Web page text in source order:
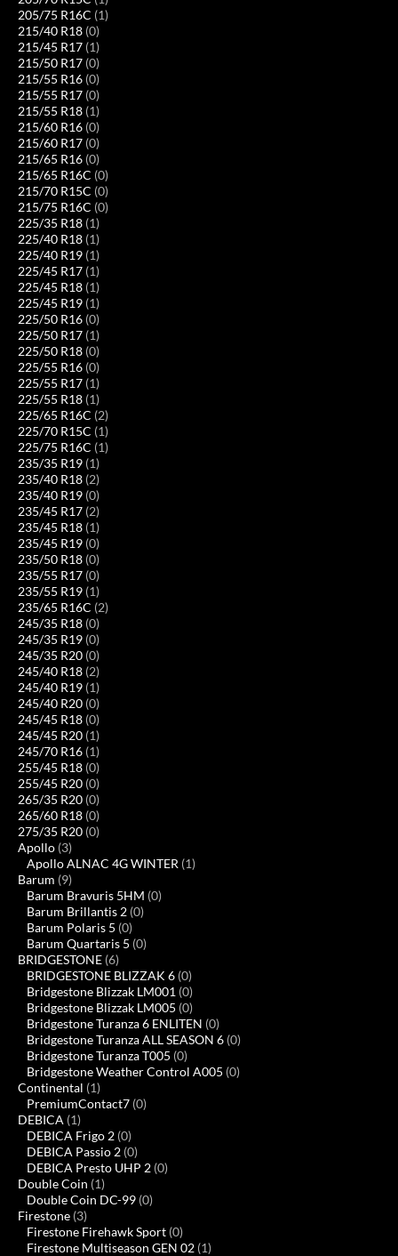
205/75 R16C (1)
215/40 R18 (0)
215/45 R17 (1)
215/50 R17 (0)
215/55 R16 (0)
215/55 R17 (0)
215/55 R18 (1)
215/60 R16 (0)
215/60 R17 (0)
215/65 R16 (0)
215/65 R16C (0)
215/70 R15C (0)
215/75 R16C (0)
225/35 R18 (1)
225/40 R18 (1)
225/40 R19 (1)
225/45 R17 (1)
225/45 R18 (1)
225/45 R19 (1)
225/50 R16 (0)
225/50 R17 (1)
225/50 R18 (0)
225/55 R16 (0)
225/55 R17 (1)
225/55 R18 (1)
225/65 R16C (2)
225/70 R15C (1)
225/75 R16C (1)
235/35 R19 (1)
235/40 R18 (2)
235/40 R19 (0)
235/45 R17 (2)
235/45 R18 (1)
235/45 R19 (0)
235/50 R18 (0)
235/55 R17 (0)
235/55 R19 (1)
235/65 R16C (2)
245/35 R18 (0)
245/35 R19 (0)
245/35 R20 (0)
245/40 R18 (2)
245/40 R19 (1)
245/40 R20 (0)
245/45 R18 (0)
245/45 R20 (1)
245/70 R16 (1)
255/45 R18 (0)
255/45 R20 (0)
265/35 R20 (0)
265/60 R18 (0)
275/35 R20 (0)
Apollo (3)
Apollo ALNAC 4G WINTER (1)
Barum (9)
Barum Bravuris 5HM (0)
Barum Brillantis 2 (0)
Barum Polaris 5 (0)
Barum Quartaris 5 (0)
BRIDGESTONE (6)
BRIDGESTONE BLIZZAK 6 (0)
Bridgestone Blizzak LM001 (0)
Bridgestone Blizzak LM005 (0)
Bridgestone Turanza 6 ENLITEN (0)
Bridgestone Turanza ALL SEASON 6 (0)
Bridgestone Turanza T005 (0)
Bridgestone Weather Control A005 (0)
Continental (1)
PremiumContact7 (0)
DEBICA (1)
DEBICA Frigo 2 (0)
DEBICA Passio 2 (0)
DEBICA Presto UHP 2 (0)
Double Coin (1)
Double Coin DC-99 (0)
Firestone (3)
Firestone Firehawk Sport (0)
Firestone Multiseason GEN 02 (1)